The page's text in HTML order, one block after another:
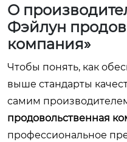
О
Фэйлун
компания»
Чтобы понять, как
выше стандарты
самим
продовольственная
профессиональное